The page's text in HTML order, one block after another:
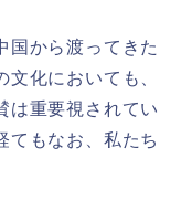
国から渡ってきた
化においても、
は重要視されてい
てもなお、私たち